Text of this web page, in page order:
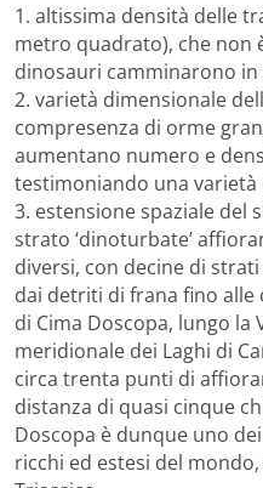
1. altissima densità delle
metro quadrato), che non
dinosauri camminarono
2. varietà dimensionale
compresenza di orme
aumentano numero e
testimoniando una varietà
3. estensione spaziale del
strato ‘dinoturbate’
diversi, con decine di
dai detriti di frana fino alle
di Cima Doscopa, lungo la
meridionale dei Laghi di
circa trenta punti di
distanza di quasi cinque
Doscopa è dunque uno
ricchi ed estesi del